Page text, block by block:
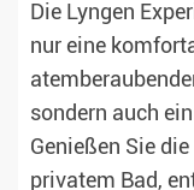
Die Lyngen
nur eine
sondern auch
Genießen Sie
privatem Bad,